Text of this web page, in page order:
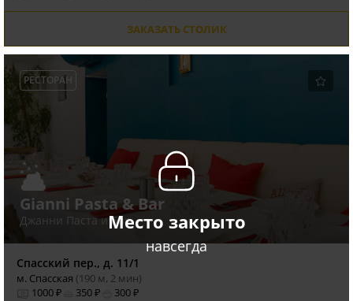
ЗАКАЗАТЬ СТОЛИК
Место закрыто
навсегда
РЕСТОРАН
Gianni Pasta & Bar
Джанни Паста и Бар
Спасский пер., д. 11/1
м. Спасская (190 м, 2 мин)
1000 ₽
350 ₽ 300 ₽